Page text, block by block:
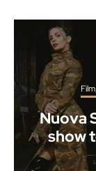
Nuova
show